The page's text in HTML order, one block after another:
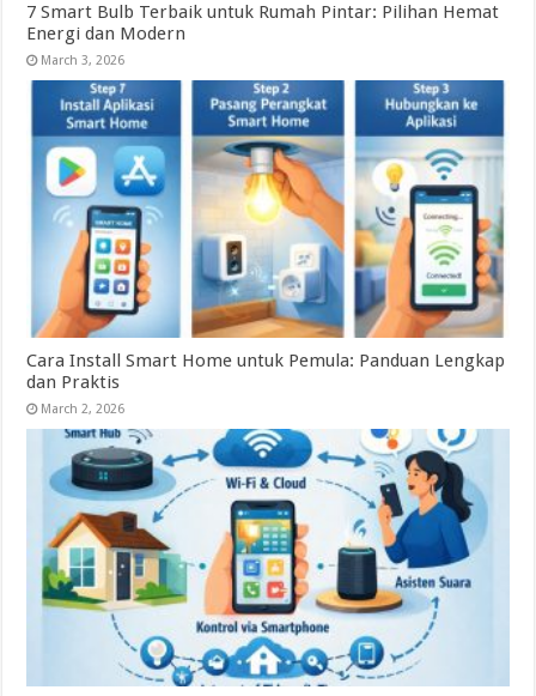
7 Smart Bulb Terbaik untuk Rumah Pintar: Pilihan Hemat
Energi dan Modern
March 3, 2026
Cara Install Smart Home untuk Pemula: Panduan Lengkap
dan Praktis
March 2, 2026